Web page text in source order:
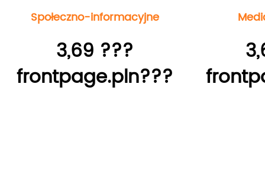
Społeczno-informacyjne
3,69 ???
frontpage.pln???